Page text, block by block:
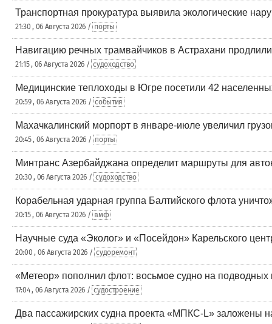
Транспортная прокуратура выявила экологические
21:30 , 06 Августа 2026 / порты
Навигацию речных трамвайчиков в Астрахани
21:15 , 06 Августа 2026 / судоходство
Медицинские теплоходы в Югре посетили 42
20:59 , 06 Августа 2026 / события
Махачкалинский морпорт в январе-июле увеличил
20:45 , 06 Августа 2026 / порты
Минтранс Азербайджана определит маршруты для
20:30 , 06 Августа 2026 / судоходство
Корабельная ударная группа Балтийского флота
20:15 , 06 Августа 2026 / вмф
Научные суда «Эколог» и «Посейдон» Карельского
20:00 , 06 Августа 2026 / судоремонт
«Метеор» пополнил флот: восьмое судно на
17:04 , 06 Августа 2026 / судостроение
Два пассажирских судна проекта «МПКС-L» заложены